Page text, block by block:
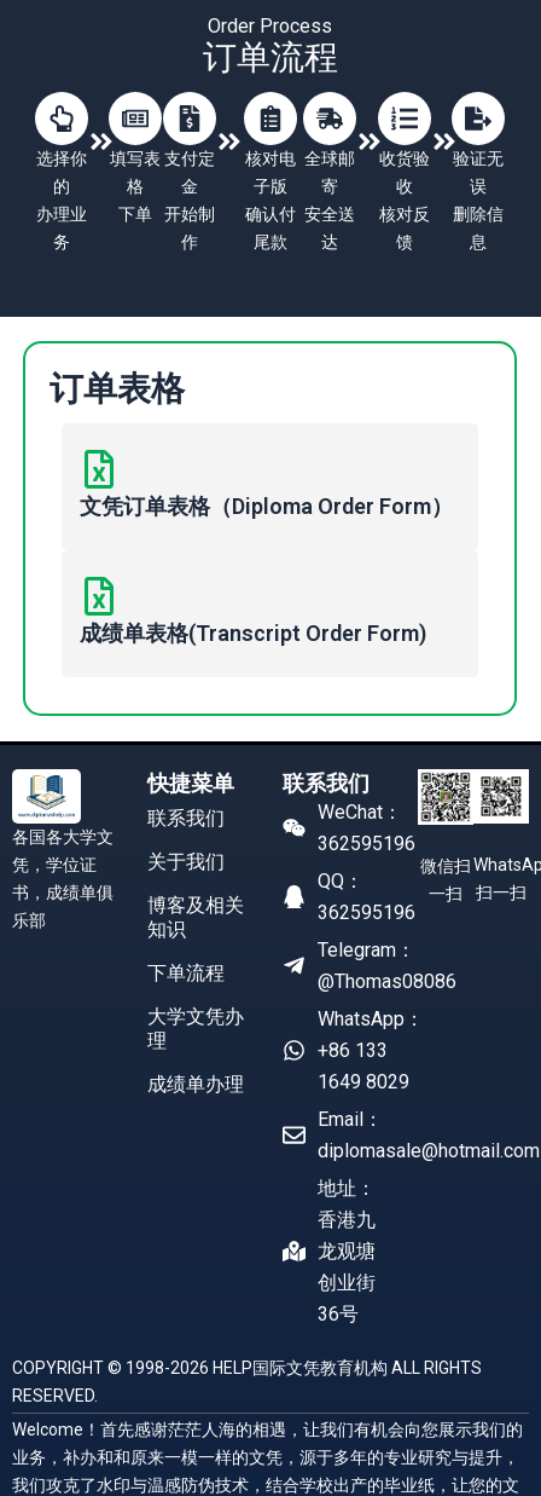
Order Process
订单流程
选择你
的
办理业
务
填写表
格
下单
支付定
金
开始制
作
核对电
子版
确认付
尾款
全球邮
寄
安全送
达
收货验
收
核对反
馈
验证无
误
删除信
息
订单表格
文凭订单表格（Diploma Order Form）
成绩单表格(Transcript Order Form)
各国各大学文
凭，学位证
书，成绩单俱
乐部
快捷菜单
联系我们
关于我们
博客及相关
知识
下单流程
大学文凭办
理
成绩单办理
联系我们
WeChat：
362595196
QQ：
362595196
Telegram：
@Thomas08086
WhatsApp：
+86 133
1649 8029
Email：
diplomasale@hotmail.com
地址：
香港九
龙观塘
创业街
36号
微信扫
一扫
扫一扫
COPYRIGHT © 1998-2026 HELP国际文凭教育机构 ALL RIGHTS
RESERVED.
Welcome！首先感谢茫茫人海的相遇，让我们有机会向您展示我们的
业务，补办和和原来一模一样的文凭，源于多年的专业研究与提升，
我们攻克了水印与温感防伪技术，结合学校出产的毕业纸，让您的文